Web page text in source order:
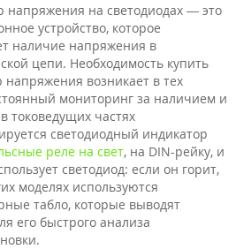
напряжения на светодиодах — это
устройство, которое
наличие напряжения в
цепи. Необходимость купить
напряжения возникает в тех
мониторинг за наличием и
токоведущих частях
светодиодный индикатор
реле на свет, на DIN-рейку, и
светодиод: если он горит,
моделях используются
табло, которые выводят
его быстрого анализа